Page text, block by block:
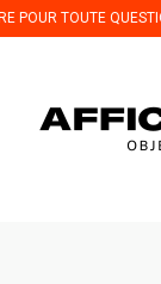
POUR TOUTE